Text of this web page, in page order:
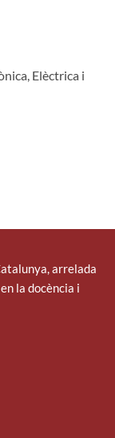
Elèctrica i
arrelada
la docència i